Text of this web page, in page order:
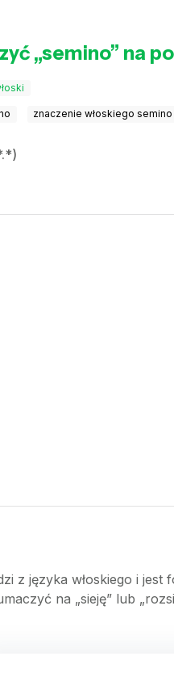
„semino” na
znaczenie włoskiego semino
z języka włoskiego i
na „sieję” lub